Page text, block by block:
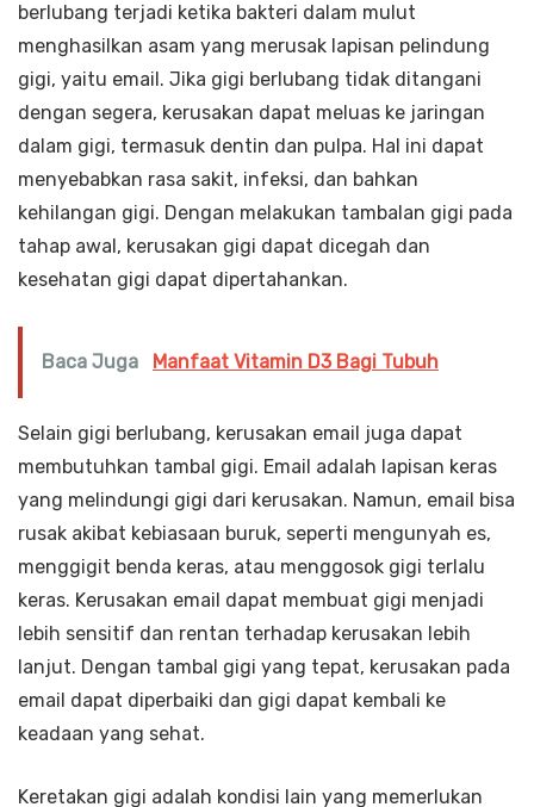
berlubang terjadi ketika bakteri dalam mulut
menghasilkan asam yang merusak lapisan pelindung
gigi, yaitu email. Jika gigi berlubang tidak ditangani
dengan segera, kerusakan dapat meluas ke jaringan
dalam gigi, termasuk dentin dan pulpa. Hal ini dapat
menyebabkan rasa sakit, infeksi, dan bahkan
kehilangan gigi. Dengan melakukan tambalan gigi pada
tahap awal, kerusakan gigi dapat dicegah dan
kesehatan gigi dapat dipertahankan.
Baca Juga Manfaat Vitamin D3 Bagi Tubuh
Selain gigi berlubang, kerusakan email juga dapat
membutuhkan tambal gigi. Email adalah lapisan keras
yang melindungi gigi dari kerusakan. Namun, email bisa
rusak akibat kebiasaan buruk, seperti mengunyah es,
menggigit benda keras, atau menggosok gigi terlalu
keras. Kerusakan email dapat membuat gigi menjadi
lebih sensitif dan rentan terhadap kerusakan lebih
lanjut. Dengan tambal gigi yang tepat, kerusakan pada
email dapat diperbaiki dan gigi dapat kembali ke
keadaan yang sehat.
Keretakan gigi adalah kondisi lain yang memerlukan